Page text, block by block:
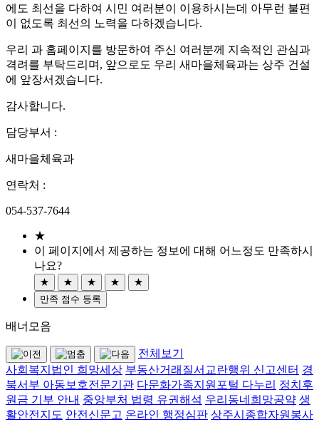
에도 최선을 다하여 시민 여러분이 이용하시는데 아무런 불편
이 없도록 최선의 노력을 다하겠습니다.
우리 과 홈페이지를 방문하여 주신 여러분께 지속적인 관심과
격려를 부탁드리며, 앞으로도 우리 새마을체육과는 상주 건설
에 앞장서겠습니다.
감사합니다.
담당부서 :
새마을체육과
연락처 :
054-537-7644
★
이 페이지에서 제공하는 정보에 대해 어느정도 만족하시
나요?
★ ★ ★ ★
★
만족 점수 등록
배너모음
전체보기
사회복지법인 희망세상 부동산거래질서교란행위 신고센터 경
북서부 아동보호전문기관 다문화가족지원포털 다누리 정치후
원금 기부 안내 중앙부처 법령 유권해석 우리동네희망공약 생
활안전지도 안전신문고 온라인 행정심판 상주시종합자원봉사